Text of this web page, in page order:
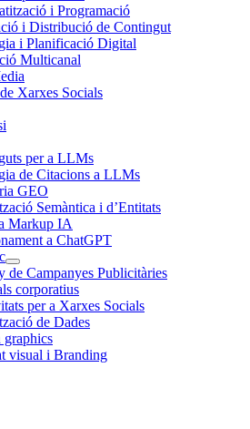
i Programació
i Distribució de Contingut
i Planificació Digital
Multicanal
Xarxes Socials
per a LLMs
de Citacions a LLMs
GEO
Semàntica i d’Entitats
Markup IA
a ChatGPT
de Campanyes Publicitàries
corporatius
per a Xarxes Socials
de Dades
visual i Branding